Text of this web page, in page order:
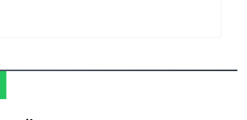
Zrihen-Dvir